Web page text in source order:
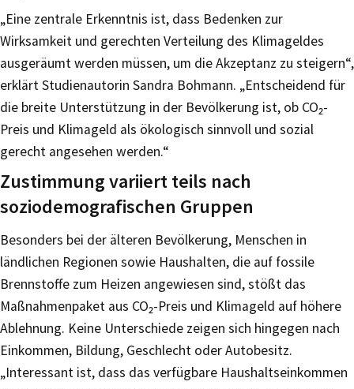
„Eine zentrale Erkenntnis ist, dass Bedenken zur
Wirksamkeit und gerechten Verteilung des Klimageldes
ausgeräumt werden müssen, um die Akzeptanz zu steigern“,
erklärt Studienautorin Sandra Bohmann. „Entscheidend für
die breite Unterstützung in der Bevölkerung ist, ob CO₂-
Preis und Klimageld als ökologisch sinnvoll und sozial
gerecht angesehen werden.“
Zustimmung variiert teils nach
soziodemografischen Gruppen
Besonders bei der älteren Bevölkerung, Menschen in
ländlichen Regionen sowie Haushalten, die auf fossile
Brennstoffe zum Heizen angewiesen sind, stößt das
Maßnahmenpaket aus CO₂-Preis und Klimageld auf höhere
Ablehnung. Keine Unterschiede zeigen sich hingegen nach
Einkommen, Bildung, Geschlecht oder Autobesitz.
„Interessant ist, dass das verfügbare Haushaltseinkommen